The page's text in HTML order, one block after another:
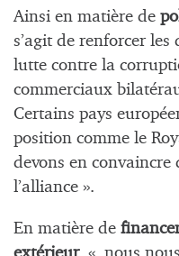
Ainsi en matière de
s’agit de renforcer
lutte contre la
commerciaux
Certains pays
position comme le
devons en convaincre
l’alliance ».
En matière de